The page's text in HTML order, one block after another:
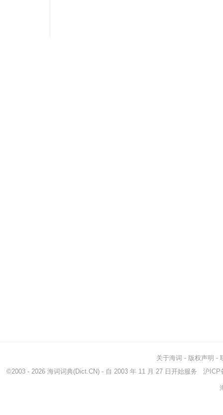
关于海词 - 版权声明 -
©2003 - 2026 海词词典(Dict.CN) - 自 2003 年 11 月 27 日开始服务 沪ICP